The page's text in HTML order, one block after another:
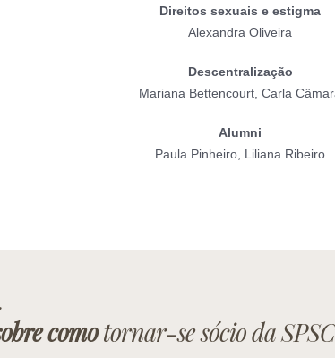
Direitos sexuais e estigma
Alexandra Oliveira
Descentralização
Mariana Bettencourt, Carla
Alumni
Paula Pinheiro, Liliana Ribeiro
comotornar-se sócio da SPSC